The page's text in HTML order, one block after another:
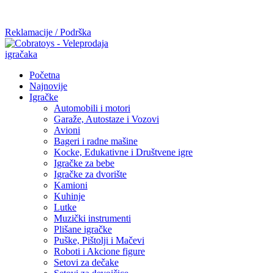
Reklamacije / Podrška
Početna
Najnovije
Igračke
Automobili i motori
Garaže, Autostaze i Vozovi
Avioni
Bageri i radne mašine
Kocke, Edukativne i Društvene igre
Igračke za bebe
Igračke za dvorište
Kamioni
Kuhinje
Lutke
Muzički instrumenti
Plišane igračke
Puške, Pištolji i Mačevi
Roboti i Akcione figure
Setovi za dečake